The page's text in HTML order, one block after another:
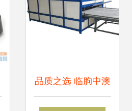
品质之选 临朐中澳